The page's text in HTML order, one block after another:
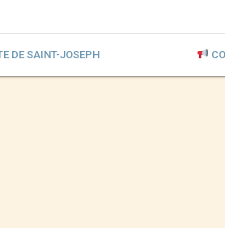
DE SAINT-JOSEPH